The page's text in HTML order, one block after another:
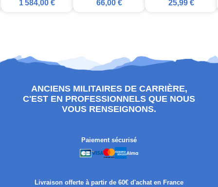
1 584,00 € 66,00 € 25,99 €
ANCIENS MILITAIRES DE CARRIÈRE,
C'EST EN PROFESSIONNELS QUE NOUS
VOUS RENSEIGNONS.
Paiement sécurisé
Livraison offerte à partir de 60€ d'achat en France